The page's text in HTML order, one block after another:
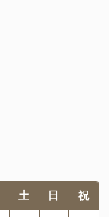
土 日 祝